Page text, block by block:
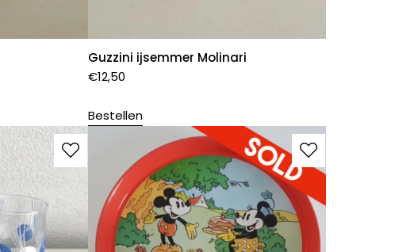
Guzzini ijsemmer Molinari
€12,50
Bestellen